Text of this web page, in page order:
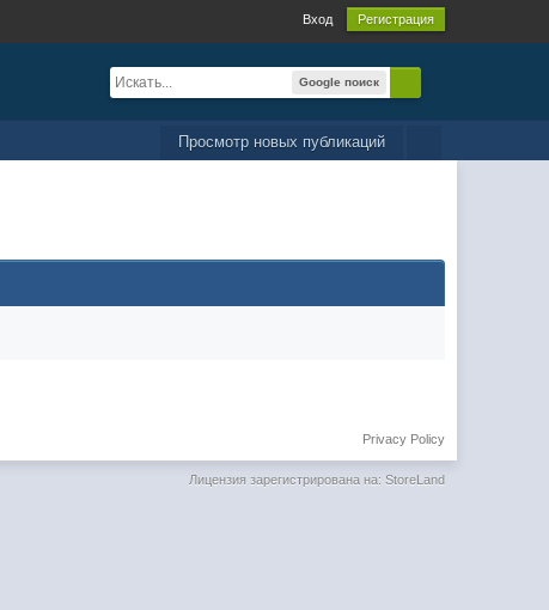
Вход Регистрация
Google поиск
Просмотр новых публикаций
Privacy Policy
Лицензия зарегистрирована на: StoreLand